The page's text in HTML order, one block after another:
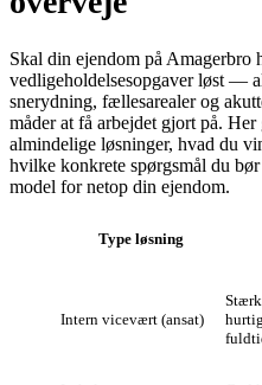
Skal din ejendom på Amagerbro
vedligeholdelsesopgaver løst —
snerydning, fællesarealer og
måder at få arbejdet gjort på. Her
almindelige løsninger, hvad du
hvilke konkrete spørgsmål du
model for netop din ejendom.
Type løsning
Intern vicevært (ansat)